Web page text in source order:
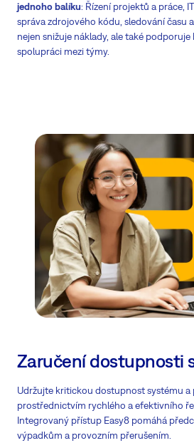
jednoho balíku: Řízení projektů a práce,
správa zdrojového kódu, sledování času
nejen snižuje náklady, ale také
spolupráci mezi týmy.
Zaručení dostupnosti
Udržujte kritickou dostupnost systému a
prostřednictvím rychlého a efektivního
Integrovaný přístup Easy8 pomáhá
výpadkům a provozním přerušením.